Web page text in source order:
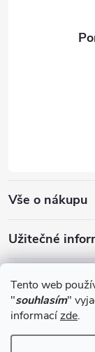
Tento web
"souhlasím"
informacízde.
Vše o nákupu
Užitečné
Blog